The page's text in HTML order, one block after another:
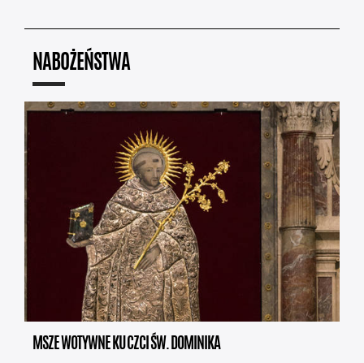
NABOŻEŃSTWA
MSZE WOTYWNE KU CZCI ŚW. DOMINIKA